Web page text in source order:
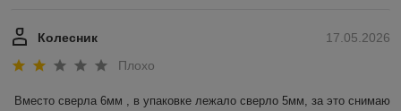
17.05.2026
Колесник
Плохо
Вместо сверла 6мм , в упаковке лежало сверло 5мм, за это снимаю